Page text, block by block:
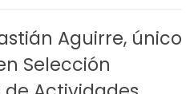
Aguirre, único
Selección